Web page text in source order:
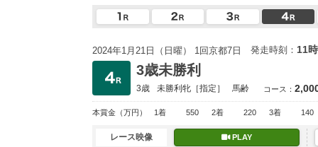
2024年1月21日（日曜） 1回京都7日 発走時刻： 11
3歳未勝利
3歳 未勝利牝［指定］ 馬齢 コース：
本賞金 （万円） 1着 550 2着 220 3着 140
レース映像 PLAY